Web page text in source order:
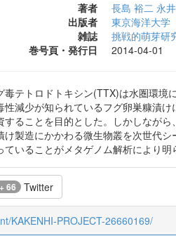
著者 長島 裕二 永
出版者
東京海洋大学
雑誌
挑戦的萌芽研
巻号頁・発行日
2014-04-01
毒テトロドトキシン(TTX)は水圏環境
性減少が知られているフグ卵巣糠漬
することを目的とした。しかしなが
け製造にかかわる微生物叢を次世代
ていることがメタゲノム解析により明
66 Twitter
KAKENHI-PROJECT-26660169/